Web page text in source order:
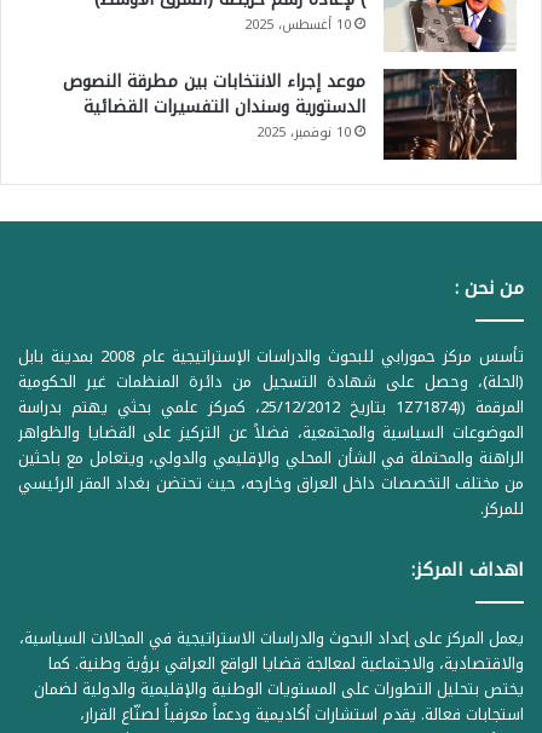
10 أغسطس، 2025
موعد إجراء الانتخابات بين مطرقة النصوص
الدستورية وسندان التفسيرات القضائية
10 نوفمبر، 2025
من نحن :
تأسس مركز حمورابي للبحوث والدراسات الإستراتيجية عام 2008 بمدينة بابل
(الحلة)، وحصل على شهادة التسجيل من دائرة المنظمات غير الحكومية
المرقمة ((1Z71874 بتاريخ 25/12/2012، كمركز علمي بحثي يهتم بدراسة
الموضوعات السياسية والمجتمعية، فضلاً عن التركيز على القضايا والظواهر
الراهنة والمحتملة في الشأن المحلي والإقليمي والدولي، ويتعامل مع باحثين
من مختلف التخصصات داخل العراق وخارجه، حيث تحتضن بغداد المقر الرئيسي
للمركز.
اهداف المركز:
يعمل المركز على إعداد البحوث والدراسات الاستراتيجية في المجالات السياسية،
والاقتصادية، والاجتماعية لمعالجة قضايا الواقع العراقي برؤية وطنية. كما
يختص بتحليل التطورات على المستويات الوطنية والإقليمية والدولية لضمان
استجابات فعالة. يقدم استشارات أكاديمية ودعماً معرفياً لصنّاع القرار،